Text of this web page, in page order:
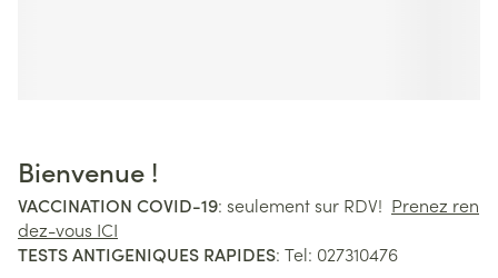
Bienvenue !
VACCINATION COVID-19: seulement sur RDV! Prenez ren
dez-vous ICI
TESTS ANTIGENIQUES RAPIDES: Tel: 027310476